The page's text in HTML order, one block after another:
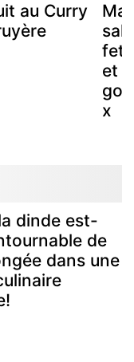
au Curry
et
x
dinde est-
de
dans une